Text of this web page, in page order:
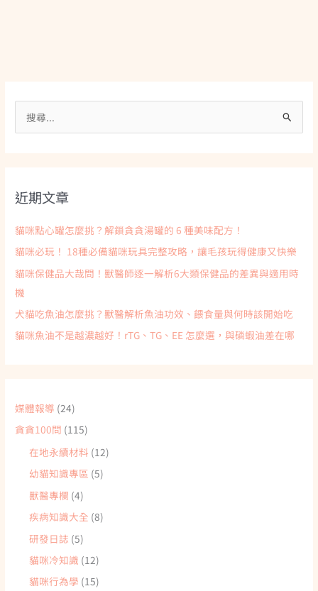
尋
字
近期文章
貓咪點心罐怎麼挑？解鎖貪貪湯罐的 6 種美味配方！
貓咪必玩！ 18種必備貓咪玩具完整攻略，讓毛孩玩得健康又快樂
貓咪保健品大哉問！獸醫師逐一解析6大類保健品的差異與適用時
機
犬貓吃魚油怎麼挑？獸醫解析魚油功效、餵食量與何時該開始吃
貓咪魚油不是越濃越好！rTG、TG、EE 怎麼選，與磷蝦油差在哪
媒體報導 (24)
貪貪100問 (115)
在地永續材料 (12)
幼貓知識專區 (5)
獸醫專欄 (4)
疾病知識大全 (8)
研發日誌 (5)
貓咪冷知識 (12)
貓咪行為學 (15)